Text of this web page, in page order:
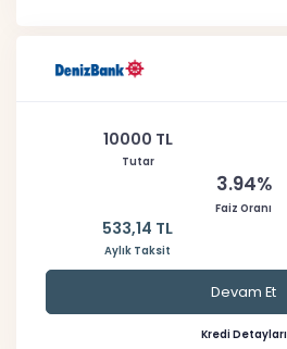
10000 TL
Tutar
3.94%
Faiz Oranı
533,14 TL
Aylık Taksit
Devam Et
Kredi Detayları